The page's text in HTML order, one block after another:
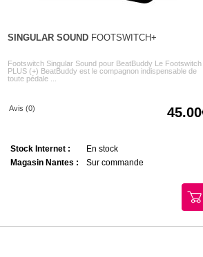
SINGULAR SOUNDFOOTSWITCH+
Footswitch Singular Sound pour BeatBuddy Le Footswitch
PLUS (+) BeatBuddy est le compagnon indispensable de
toute pédale ...
Avis (0)
Stock Internet :
En stock
Magasin Nantes :
Sur commande